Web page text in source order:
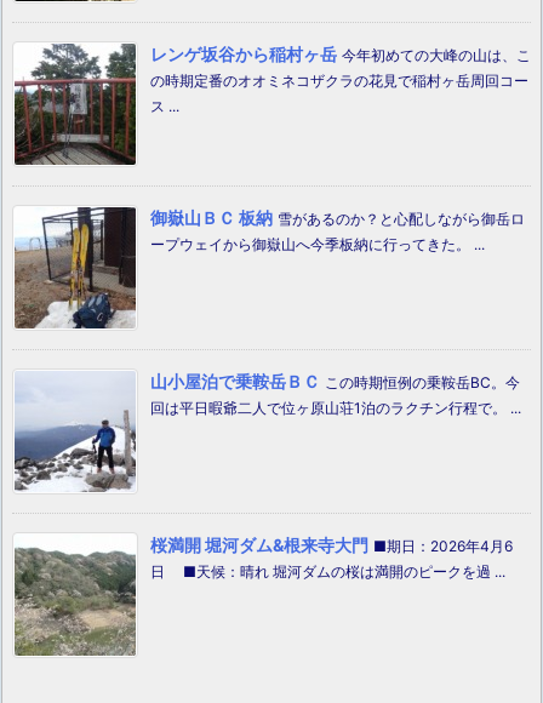
レンゲ坂谷から稲村ヶ岳 今年初めての大峰の山は、こ
の時期定番のオオミネコザクラの花見で稲村ヶ岳周回コー
ス ...
御嶽山ＢＣ 板納 雪があるのか？と心配しながら御岳ロ
ープウェイから御嶽山へ今季板納に行ってきた。 ...
山小屋泊で乗鞍岳ＢＣ この時期恒例の乗鞍岳BC。今
回は平日暇爺二人で位ヶ原山荘1泊のラクチン行程で。 ...
桜満開 堀河ダム&根来寺大門 ■期日：2026年4月6
日 ■天候：晴れ 堀河ダムの桜は満開のピークを過 ...